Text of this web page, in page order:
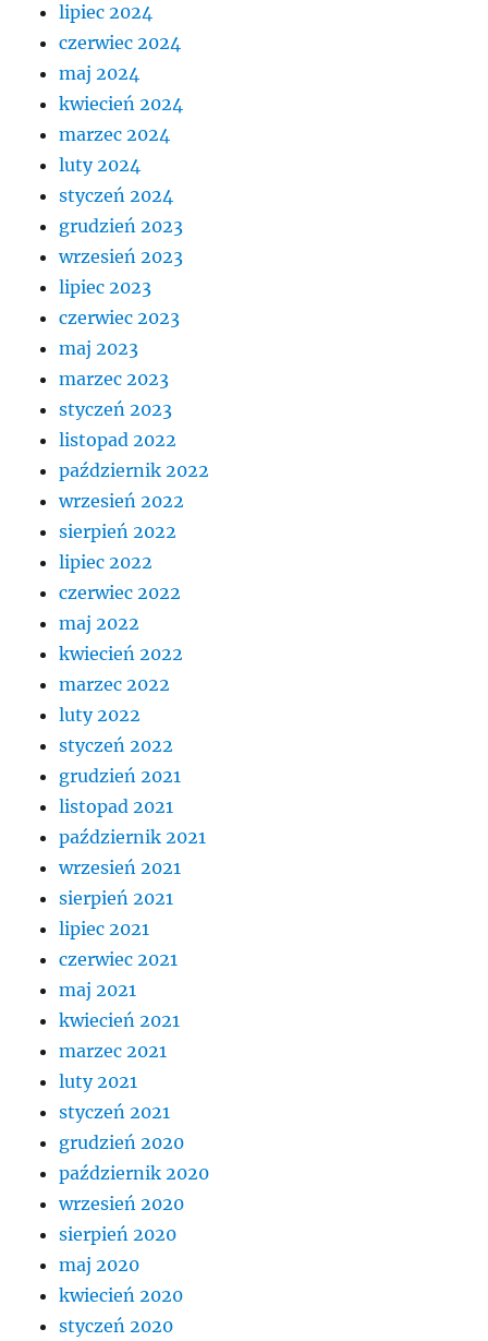
lipiec 2024
czerwiec 2024
maj 2024
kwiecień 2024
marzec 2024
luty 2024
styczeń 2024
grudzień 2023
wrzesień 2023
lipiec 2023
czerwiec 2023
maj 2023
marzec 2023
styczeń 2023
listopad 2022
październik 2022
wrzesień 2022
sierpień 2022
lipiec 2022
czerwiec 2022
maj 2022
kwiecień 2022
marzec 2022
luty 2022
styczeń 2022
grudzień 2021
listopad 2021
październik 2021
wrzesień 2021
sierpień 2021
lipiec 2021
czerwiec 2021
maj 2021
kwiecień 2021
marzec 2021
luty 2021
styczeń 2021
grudzień 2020
październik 2020
wrzesień 2020
sierpień 2020
maj 2020
kwiecień 2020
styczeń 2020